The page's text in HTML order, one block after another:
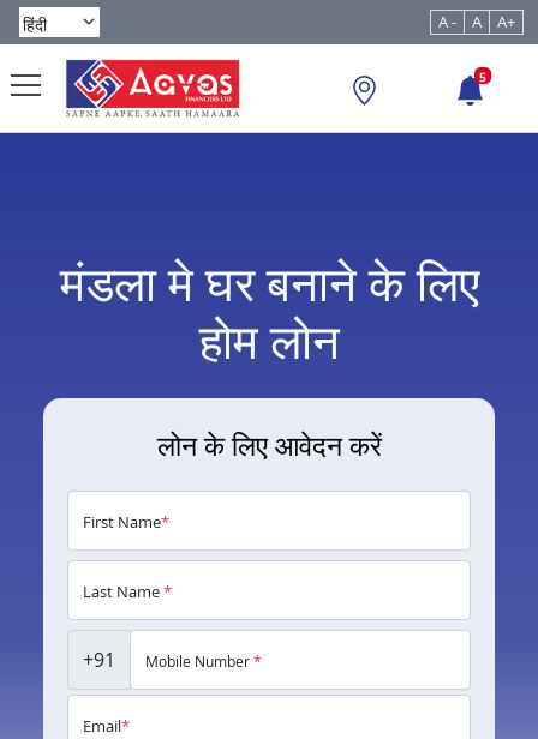
A - A A+
5
मंडला मे घर बनाने के लिए
होम लोन
लोन के लिए आवेदन करें
First Name*
Last Name*
+91 Mobile Number*
Email*